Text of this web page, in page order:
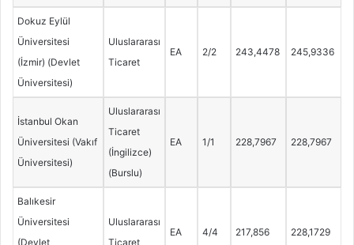
Dokuz Eylül
Üniversitesi
(İzmir) (Devlet
Üniversitesi)
Uluslararası
Ticaret
EA 2/2 243,4478 245,9336
İstanbul Okan
Üniversitesi (Vakıf
Üniversitesi)
Uluslararası
Ticaret
(İngilizce)
(Burslu)
EA 1/1 228,7967 228,7967
Balıkesir
Üniversitesi
(Devlet
Uluslararası
Ticaret
EA 4/4 217,856 228,1729